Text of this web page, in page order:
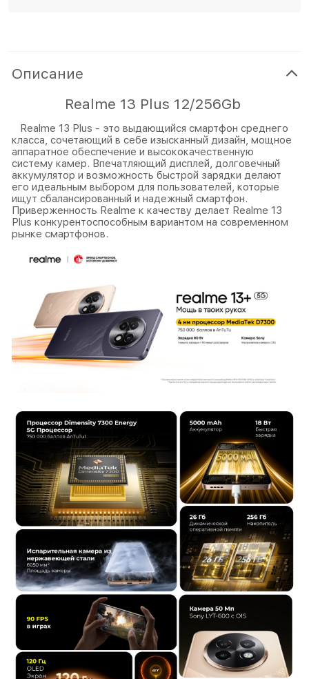
Описание
Realme 13 Plus 12/256Gb
Realme 13 Plus - это выдающийся смартфон среднего
класса, сочетающий в себе изысканный дизайн, мощное
аппаратное обеспечение и высококачественную
систему камер. Впечатляющий дисплей, долговечный
аккумулятор и возможность быстрой зарядки делают
его идеальным выбором для пользователей, которые
ищут сбалансированный и надежный смартфон.
Приверженность Realme к качеству делает Realme 13
Plus конкурентоспособным вариантом на современном
рынке смартфонов.